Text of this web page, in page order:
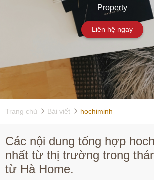
Property
Liên hệ ngay
Trang chủ Bài viết hochiminh
Các nội dung tổng hợp
nhất từ thị trường trong
từ Hà Home.